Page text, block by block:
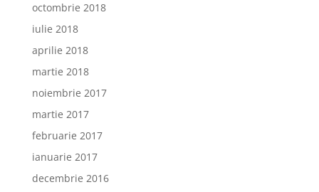
octombrie 2018
iulie 2018
aprilie 2018
martie 2018
noiembrie 2017
martie 2017
februarie 2017
ianuarie 2017
decembrie 2016